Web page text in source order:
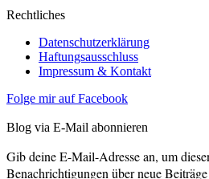
Rechtliches
Datenschutzerklärung
Haftungsausschluss
Impressum & Kontakt
Folge mir auf Facebook
Blog via E-Mail abonnieren
Gib deine E-Mail-Adresse an, um
Benachrichtigungen über neue